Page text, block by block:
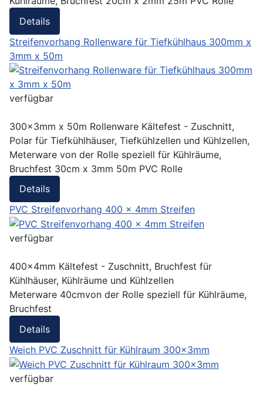
Details
Streifenvorhang Rollenware für Tiefkühlhaus 300mm x
3mm x 50m
verfügbar
300x3mm x 50m Rollenware Kältefest - Zuschnitt,
Polar für Tiefkühlhäuser, Tiefkühlzellen und Kühlzellen,
Meterware von der Rolle speziell für Kühlräume,
Bruchfest 30cm x 3mm 50m PVC Rolle
Details
PVC Streifenvorhang 400 x 4mm Streifen
verfügbar
400x4mm Kältefest - Zuschnitt, Bruchfest für
Kühlhäuser, Kühlräume und Kühlzellen
Meterware 40cmvon der Rolle speziell für Kühlräume,
Bruchfest
Details
Weich PVC Zuschnitt für Kühlraum 300x3mm
verfügbar